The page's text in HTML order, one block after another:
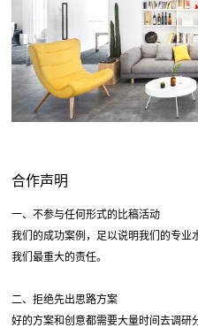
合作声明
一、不参与任何形式的比稿活动
我们的成功案例，足以说明我们的专
我们最重大的责任。
二、拒绝先出思路方案
好的方案和创意都需要大量时间去调